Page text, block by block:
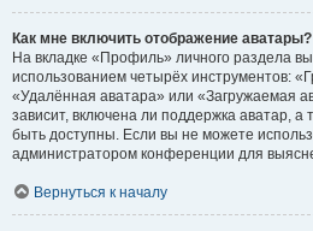
Как мне включить отображение аватары?
На вкладке «Профиль» личного раздела
использованием четырёх инструментов:
«Удалённая аватара» или «Загружаемая
зависит, включена ли поддержка аватар, а
быть доступны. Если вы не можете
администратором конференции для
Вернуться к началу